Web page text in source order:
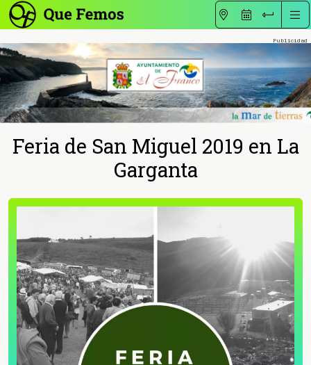
Feria de San Miguel 2019 en La
Garganta